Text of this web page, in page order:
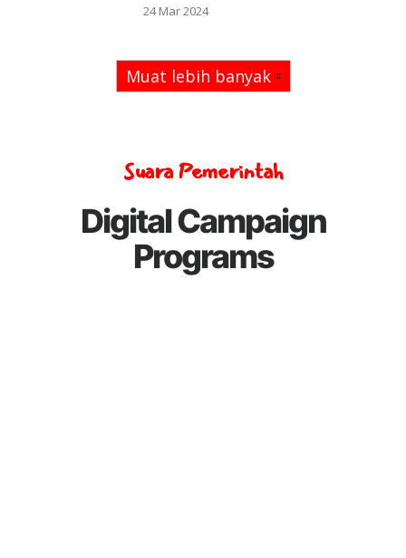
24 Mar 2024
Muat lebih banyak
Suara Pemerintah
Digital Campaign
Programs